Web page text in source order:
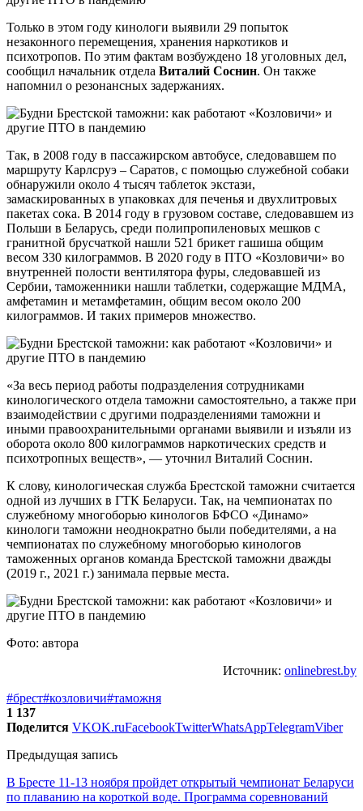
Только в этом году кинологи выявили 29 попыток
незаконного перемещения, хранения наркотиков и
психотропов. По этим фактам возбуждено 18 уголовных дел,
сообщил начальник отдела Виталий Соснин. Он также
напомнил о резонансных задержаниях.
Так, в 2008 году в пассажирском автобусе, следовавшем по
маршруту Карлсруэ – Саратов, с помощью служебной собаки
обнаружили около 4 тысяч таблеток экстази,
замаскированных в упаковках для печенья и двухлитровых
пакетах сока. В 2014 году в грузовом составе, следовавшем из
Польши в Беларусь, среди полипропиленовых мешков с
гранитной брусчаткой нашли 521 брикет гашиша общим
весом 330 килограммов. В 2020 году в ПТО «Козловичи» во
внутренней полости вентилятора фуры, следовавшей из
Сербии, таможенники нашли таблетки, содержащие МДМА,
амфетамин и метамфетамин, общим весом около 200
килограммов. И таких примеров множество.
«За весь период работы подразделения сотрудниками
кинологического отдела таможни самостоятельно, а также при
взаимодействии с другими подразделениями таможни и
иными правоохранительными органами выявили и изъяли из
оборота около 800 килограммов наркотических средств и
психотропных веществ», — уточнил Виталий Соснин.
К слову, кинологическая служба Брестской таможни считается
одной из лучших в ГТК Беларуси. Так, на чемпионатах по
служебному многоборью кинологов БФСО «Динамо»
кинологи таможни неоднократно были победителями, а на
чемпионатах по служебному многоборью кинологов
таможенных органов команда Брестской таможни дважды
(2019 г., 2021 г.) занимала первые места.
Фото: автора
Источник: onlinebrest.by
#брест#козловичи#таможня
1 137
Поделится VKOK.ruFacebookTwitterWhatsAppTelegramViber
Предыдущая запись
В Бресте 11-13 ноября пройдет открытый чемпионат Беларуси
по плаванию на короткой воде. Программа соревнований